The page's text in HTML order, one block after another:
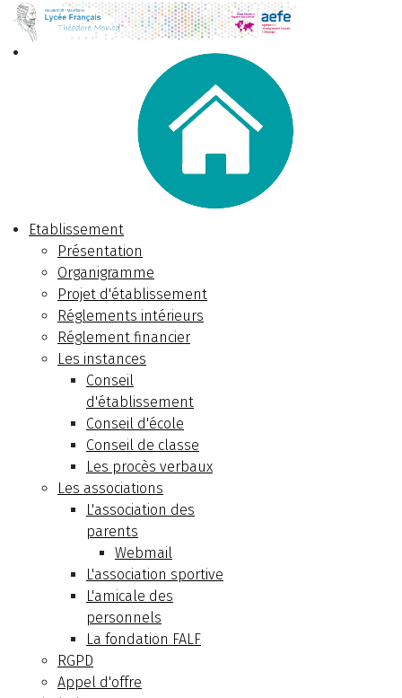
Etablissement
Présentation
Organigramme
Projet d'établissement
Réglements intérieurs
Réglement financier
Les instances
Conseil
d'établissement
Conseil d'école
Conseil de classe
Les procès verbaux
Les associations
L'association des
parents
Webmail
L'association sportive
L'amicale des
personnels
La fondation FALF
RGPD
Appel d'offre